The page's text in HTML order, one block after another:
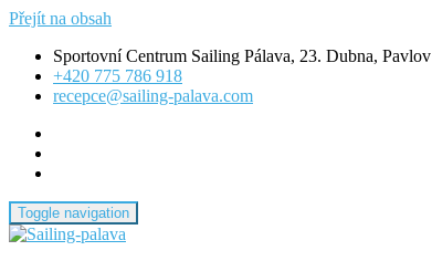
Přejít na obsah
Sportovní Centrum Sailing Pálava, 23. Dubna, Pavlov
+420 775 786 918
recepce@sailing-palava.com
Toggle navigation